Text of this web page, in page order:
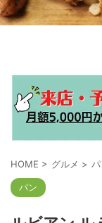
HOME > グルメ >
パン